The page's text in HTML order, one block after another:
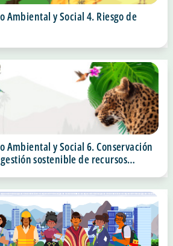
Ambiental y Social 4. Riesgo de
Ambiental y Social 6. Conservación
sostenible de recursos